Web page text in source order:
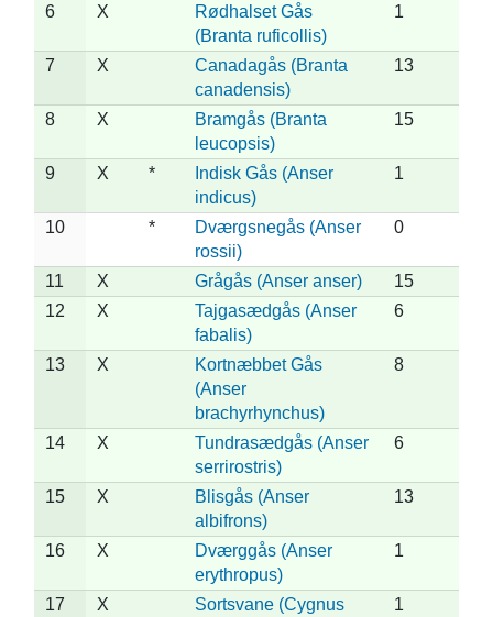
6 X
Rødhalset Gås
(Branta ruficollis)
1
7 X
Canadagås (Branta
canadensis)
13
8 X
Bramgås (Branta
leucopsis)
15
9 X *
Indisk Gås (Anser
indicus)
1
10 *
Dværgsnegås (Anser
rossii)
0
11 X Grågås (Anser anser)
15
12
X
Tajgasædgås (Anser
fabalis)
6
13 X
Kortnæbbet Gås
(Anser
brachyrhynchus)
8
14 X
Tundrasædgås (Anser
serrirostris)
6
15 X
Blisgås (Anser
albifrons)
13
16 X
Dværggås (Anser
erythropus)
1
17 X
Sortsvane (Cygnus
1